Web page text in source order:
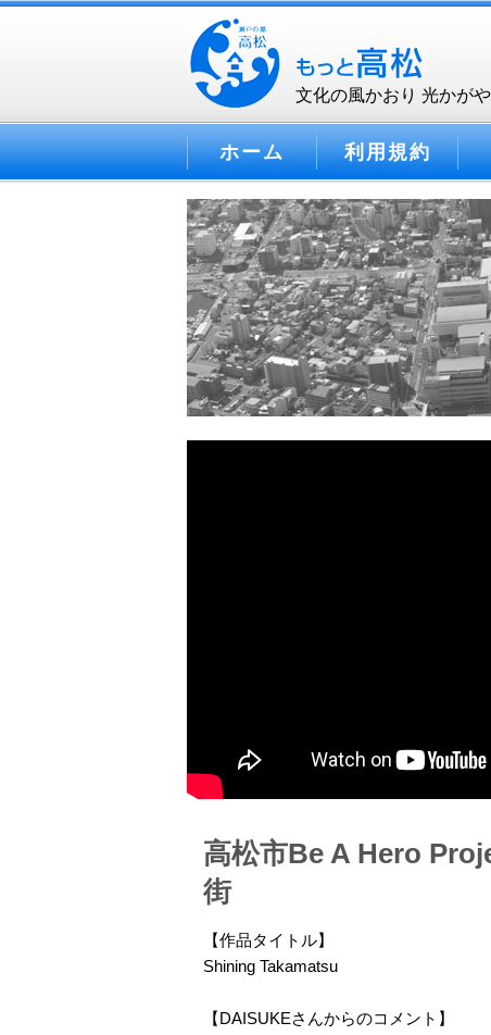
文化の風かおり 光かが
ホーム 利用規約
高松市Be A Hero
街
【作品タイトル】
Shining Takamatsu
【DAISUKEさんからのコメント】